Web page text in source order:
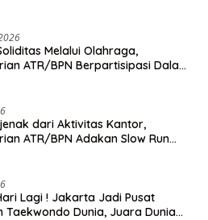
Melalui Olahraga,
ATR/BPN Berpartisipasi Dalam
dari Aktivitas Kantor,
ATR/BPN Adakan Slow Run
Lagi ! Jakarta Jadi Pusat
Taekwondo Dunia, Juara Dunia